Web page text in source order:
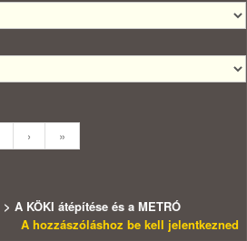
› »
> A KÖKI átépítése és a METRÓ
A hozzászóláshoz be kell jelentkezned